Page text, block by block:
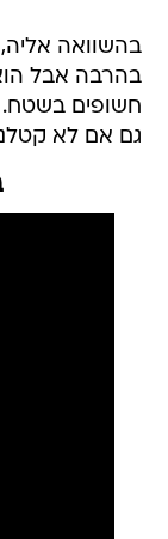
בהשוואה
בהרבה אבל
חשופים בשטח.
גם אם לא